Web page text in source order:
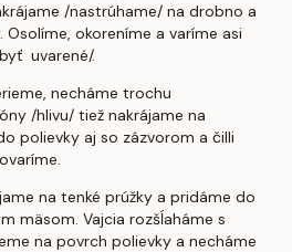
/nastrúhame/ na drobno a
Osolíme, okoreníme a varíme asi
uvarené/.
necháme trochu
/hlivu/ tiež nakrájame na
polievky aj so zázvorom a čilli
na tenké prúžky a pridáme do
mäsom. Vajcia rozšĺaháme s
na povrch polievky a necháme